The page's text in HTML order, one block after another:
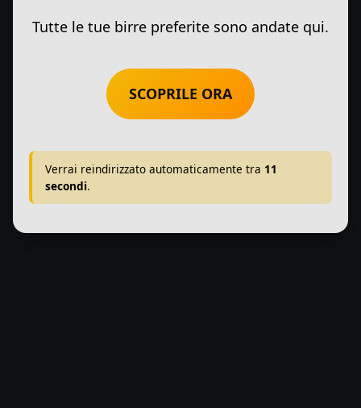
Tutte le tue birre preferite sono andate qui.
SCOPRILE ORA
Verrai reindirizzato automaticamente tra 11
secondi.